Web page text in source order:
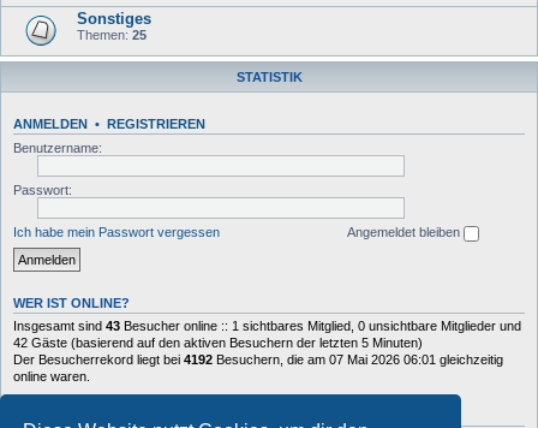
Sonstiges
Themen: 25
STATISTIK
ANMELDEN • REGISTRIEREN
Benutzername:
Passwort:
Ich habe mein Passwort vergessen Angemeldet bleiben
WER IST ONLINE?
Insgesamt sind 43 Besucher online :: 1 sichtbares Mitglied, 0 unsichtbare Mitglieder und
42 Gäste (basierend auf den aktiven Besuchern der letzten 5 Minuten)
Der Besucherrekord liegt bei 4192 Besuchern, die am 07 Mai 2026 06:01 gleichzeitig
online waren.